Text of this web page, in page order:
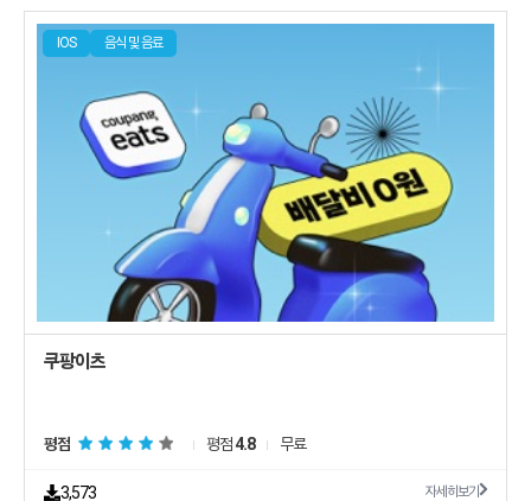
IOS 음식 및 음료
쿠팡이츠
평점 평점4.8 무료
3,573 자세히보기